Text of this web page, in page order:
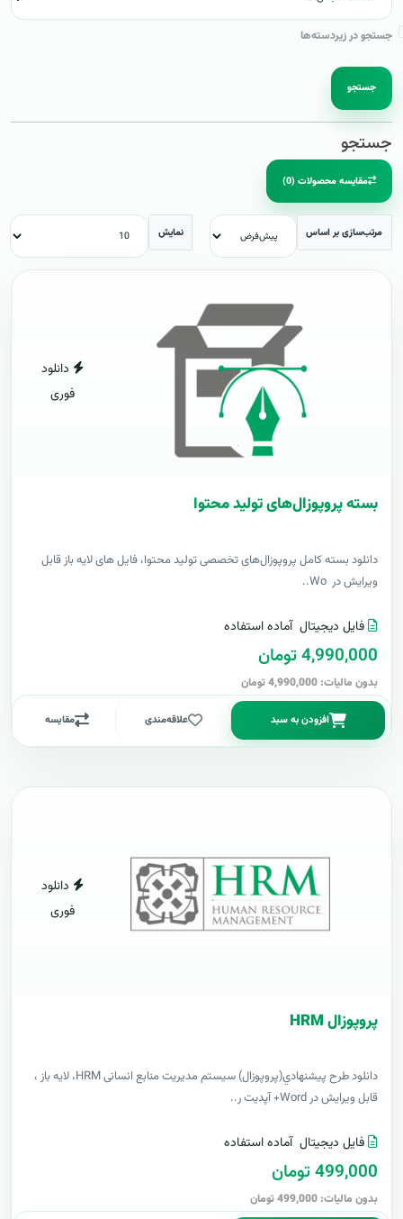
جستجو در زیردسته‌ها
جستجو
جستجو
مقایسه محصولات (0)
مرتب‌سازی بر اساس نمایش
دانلود
فوری
بسته پروپوزال‌های تولید محتوا
دانلود بسته کامل پروپوزال‌های تخصصی تولید محتوا، فایل های لایه باز قابل
ویرایش در Wo..
فایل دیجیتال آماده استفاده
4,990,000 تومان
بدون مالیات: 4,990,000 تومان
افزودن به سبد علاقه‌مندی مقایسه
دانلود
فوری
پروپوزال HRM
دانلود طرح پيشنهادي(پروپوزال) سیستم مدیریت منابع انسانی HRM، لایه باز ،
قابل ویرایش در Word+ آپدیت ر..
فایل دیجیتال آماده استفاده
499,000 تومان
بدون مالیات: 499,000 تومان